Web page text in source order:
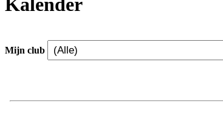
Kalender
Mijn club